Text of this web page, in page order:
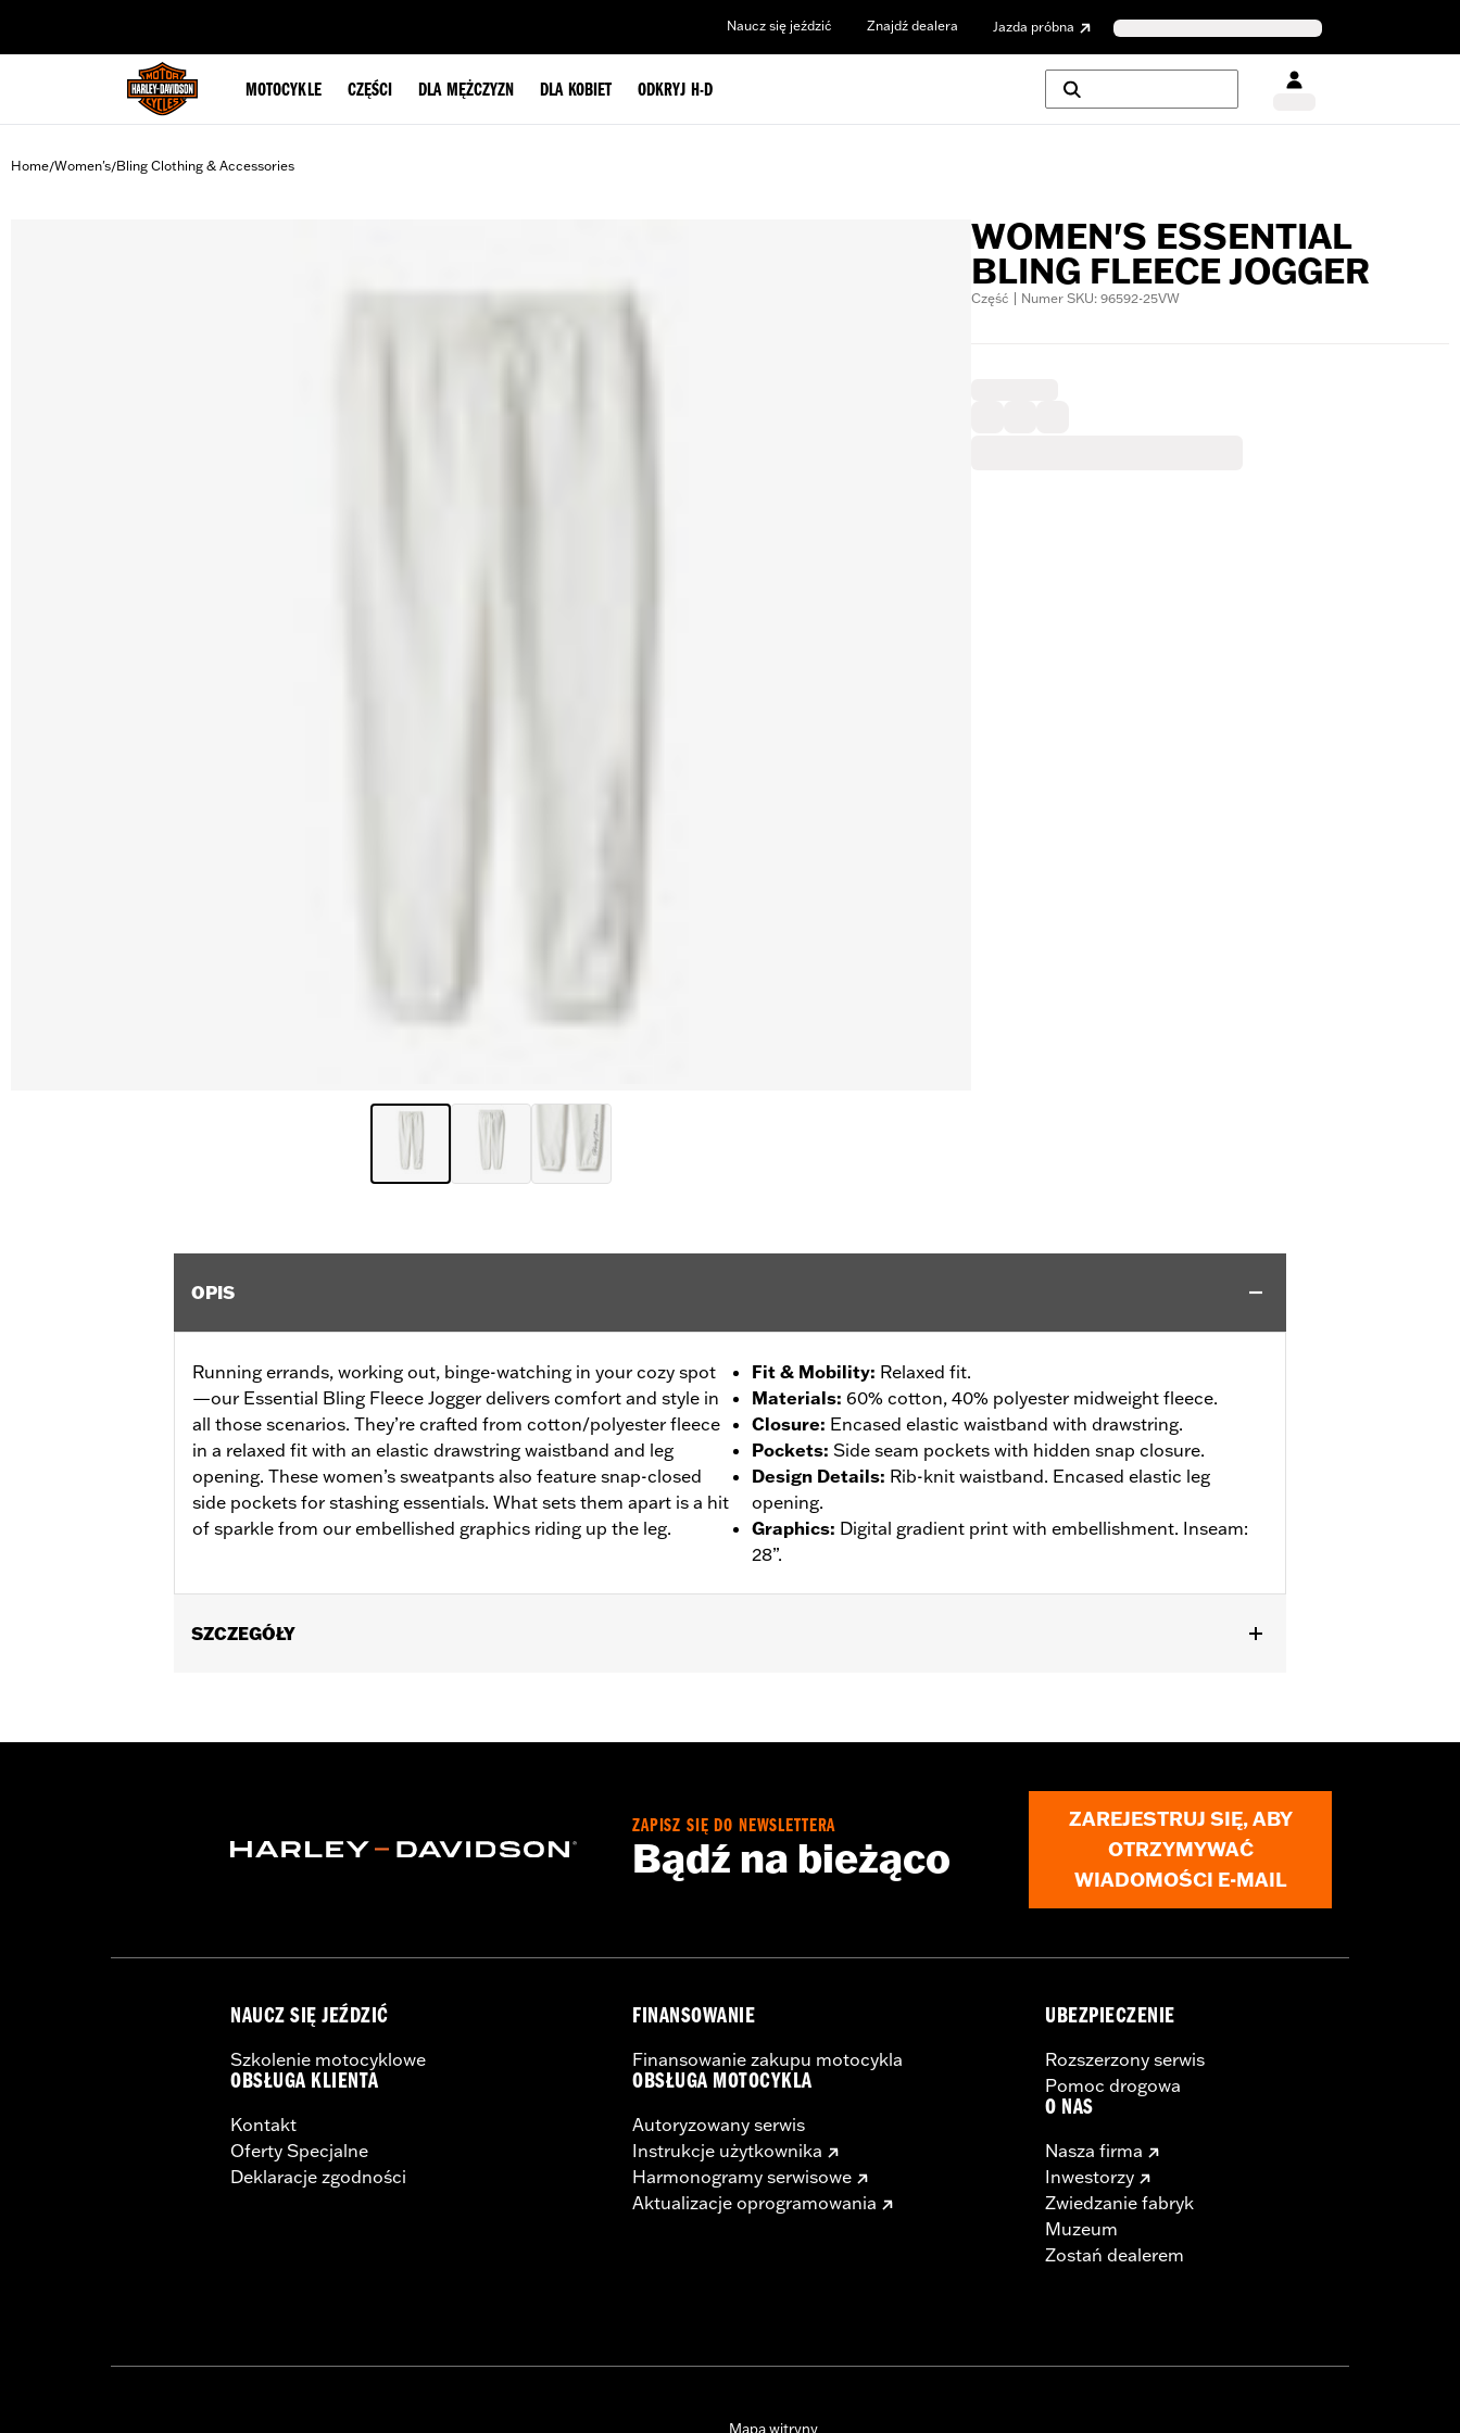
Naucz się jeździć Znajdź dealera Jazda próbna
MOTOCYKLE CZĘŚCI DLA MĘŻCZYZN DLA KOBIET ODKRYJ H-D
Home/Women's/Bling Clothing & Accessories
WOMEN'S ESSENTIAL
BLING FLEECE JOGGER
Część | Numer SKU: 96592-25VW
OPIS
Running errands, working out, binge-watching in your cozy spot
—our Essential Bling Fleece Jogger delivers comfort and style in
all those scenarios. They’re crafted from cotton/polyester fleece
in a relaxed fit with an elastic drawstring waistband and leg
opening. These women’s sweatpants also feature snap-closed
side pockets for stashing essentials. What sets them apart is a hit
of sparkle from our embellished graphics riding up the leg.
Fit & Mobility: Relaxed fit.
Materials: 60% cotton, 40% polyester midweight fleece.
Closure: Encased elastic waistband with drawstring.
Pockets: Side seam pockets with hidden snap closure.
Design Details: Rib-knit waistband. Encased elastic leg
opening.
Graphics: Digital gradient print with embellishment. Inseam:
28”.
SZCZEGÓŁY
Origin:Imported
ZAPISZ SIĘ DO NEWSLETTERA
Bądź na bieżąco
ZAREJESTRUJ SIĘ, ABY
OTRZYMYWAĆ
WIADOMOŚCI E-MAIL
NAUCZ SIĘ JEŹDZIĆ
Szkolenie motocyklowe
OBSŁUGA KLIENTA
Kontakt
Oferty Specjalne
Deklaracje zgodności
FINANSOWANIE
Finansowanie zakupu motocykla
OBSŁUGA MOTOCYKLA
Autoryzowany serwis
Instrukcje użytkownika
Harmonogramy serwisowe
Aktualizacje oprogramowania
UBEZPIECZENIE
Rozszerzony serwis
Pomoc drogowa
O NAS
Nasza firma
Inwestorzy
Zwiedzanie fabryk
Muzeum
Zostań dealerem
Mapa witryny